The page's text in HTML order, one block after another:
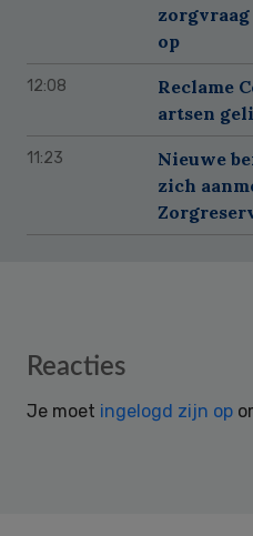
op
12:08
Reclame
artsen
11:23
Nieuwe
zich
Reader
Reacties
Je moet ingelogd zijn op